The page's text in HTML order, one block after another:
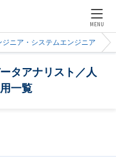
MENU
ジニア・システムエンジニア
タアナリスト／人
一覧